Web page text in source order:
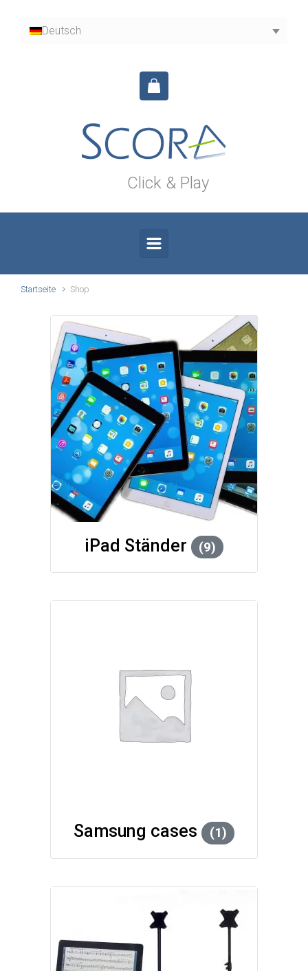
Deutsch
Click & Play
Startseite Shop
iPad Ständer (9)
Samsung cases (1)